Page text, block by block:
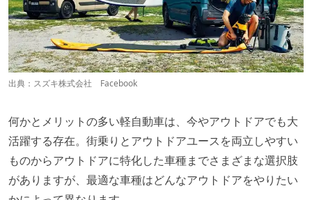
出典： スズキ株式会社 Facebook
何かとメリットの多い軽自動車は、今やアウトドアでも大
活躍する存在。街乗りとアウトドアユースを両立しやすい
ものからアウトドアに特化した車種までさまざまな選択肢
がありますが、最適な車種はどんなアウトドアをやりたい